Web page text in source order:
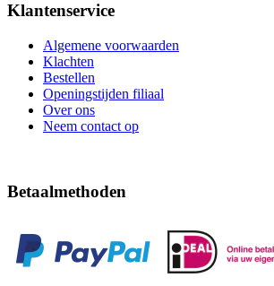
Klantenservice
Algemene voorwaarden
Klachten
Bestellen
Openingstijden filiaal
Over ons
Neem contact op
Betaalmethoden